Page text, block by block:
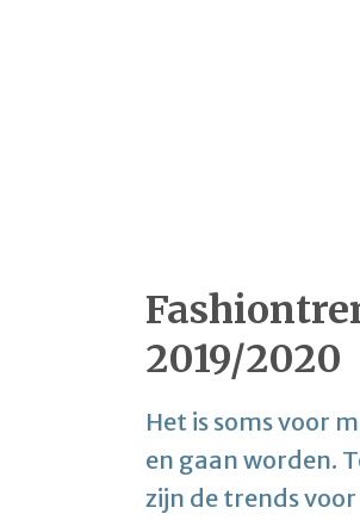
2019/2020
Het is soms voor
en gaan worden.
zijn de trends